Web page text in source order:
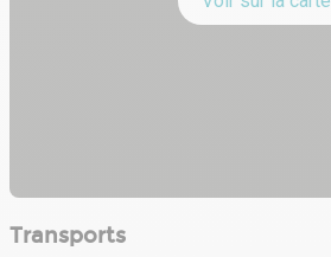
Transports